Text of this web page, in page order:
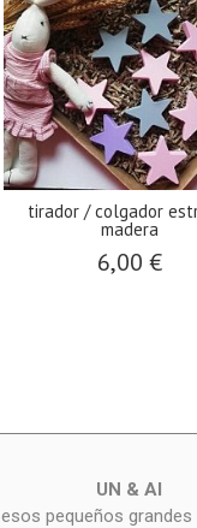
tirador / colgador
madera
6,00 €
UN & AI
esos pequeños grandes